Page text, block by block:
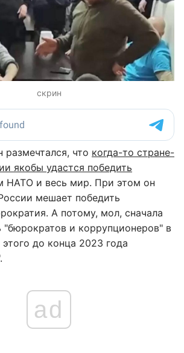
скрин
что когда-то стране-
якобы удастся победить
НАТО и весь мир. При этом он
мешает победить
А потому, мол, сначала
"бюрократов и коррупционеров" в
до конца 2023 года
ad